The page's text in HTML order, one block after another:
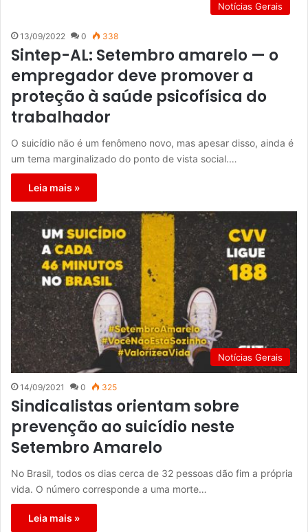
Notícias Gerais
13/09/2022 0 338
Sintep-AL: Setembro amarelo — o
empregador deve promover a
proteção à saúde psicofísica do
trabalhador
O suicídio não é um fenômeno novo, mas apesar disso, ainda é
um tema marginalizado do ponto de vista social.…
Leia mais »
Notícias Gerais
14/09/2021 0 325
Sindicalistas orientam sobre
prevenção ao suicídio neste
Setembro Amarelo
No Brasil, todos os dias cerca de 32 pessoas dão fim a própria
vida. O número corresponde a uma morte…
Leia mais »